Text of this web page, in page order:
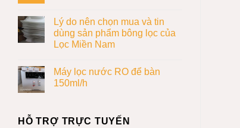
Lý do nên chọn mua và tin
dùng sản phẩm bông lọc của
Lọc Miền Nam
Máy lọc nước RO để bàn
150ml/h
HỖ TRỢ TRỰC TUYẾN